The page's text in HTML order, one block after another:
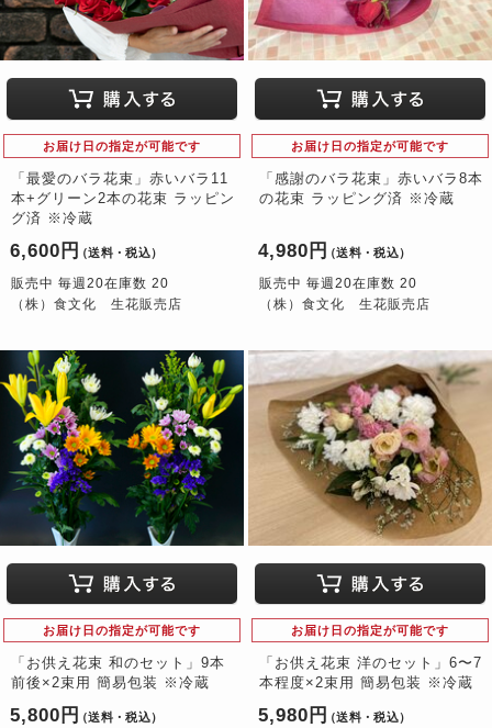
お届け日の指定が可能です
「最愛のバラ花束」赤いバラ11
本+グリーン2本の花束 ラッピン
グ済 ※冷蔵
6,600円 （送料・税込）
販売中 毎週20在庫数 20
（株）食文化 生花販売店
お届け日の指定が可能です
「感謝のバラ花束」赤いバラ8本
の花束 ラッピング済 ※冷蔵
4,980円 （送料・税込）
販売中 毎週20在庫数 20
（株）食文化 生花販売店
お届け日の指定が可能です
「お供え花束 和のセット」9本
前後×2束用 簡易包装 ※冷蔵
5,800円 （送料・税込）
お届け日の指定が可能です
「お供え花束 洋のセット」6〜7
本程度×2束用 簡易包装 ※冷蔵
5,980円 （送料・税込）